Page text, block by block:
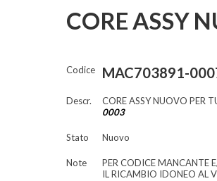
CORE ASSY
Codice MAC703891-
Descr. CORE ASSY NUOVO PER
0003
Stato Nuovo
Note
PER CODICE MANCANTE
IL RICAMBIO IDONEO AL